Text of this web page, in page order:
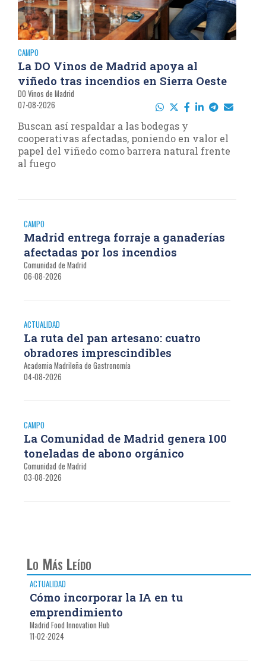
CAMPO
La DO Vinos de Madrid apoya al
viñedo tras incendios en Sierra Oeste
DO Vinos de Madrid
07-08-2026
Buscan así respaldar a las bodegas y
cooperativas afectadas, poniendo en valor el
papel del viñedo como barrera natural frente
al fuego
CAMPO
Madrid entrega forraje a ganaderías
afectadas por los incendios
Comunidad de Madrid
06-08-2026
ACTUALIDAD
La ruta del pan artesano: cuatro
obradores imprescindibles
Academia Madrileña de Gastronomía
04-08-2026
CAMPO
La Comunidad de Madrid genera 100
toneladas de abono orgánico
Comunidad de Madrid
03-08-2026
Lo Más Leído
ACTUALIDAD
Cómo incorporar la IA en tu
emprendimiento
Madrid Food Innovation Hub
11-02-2024